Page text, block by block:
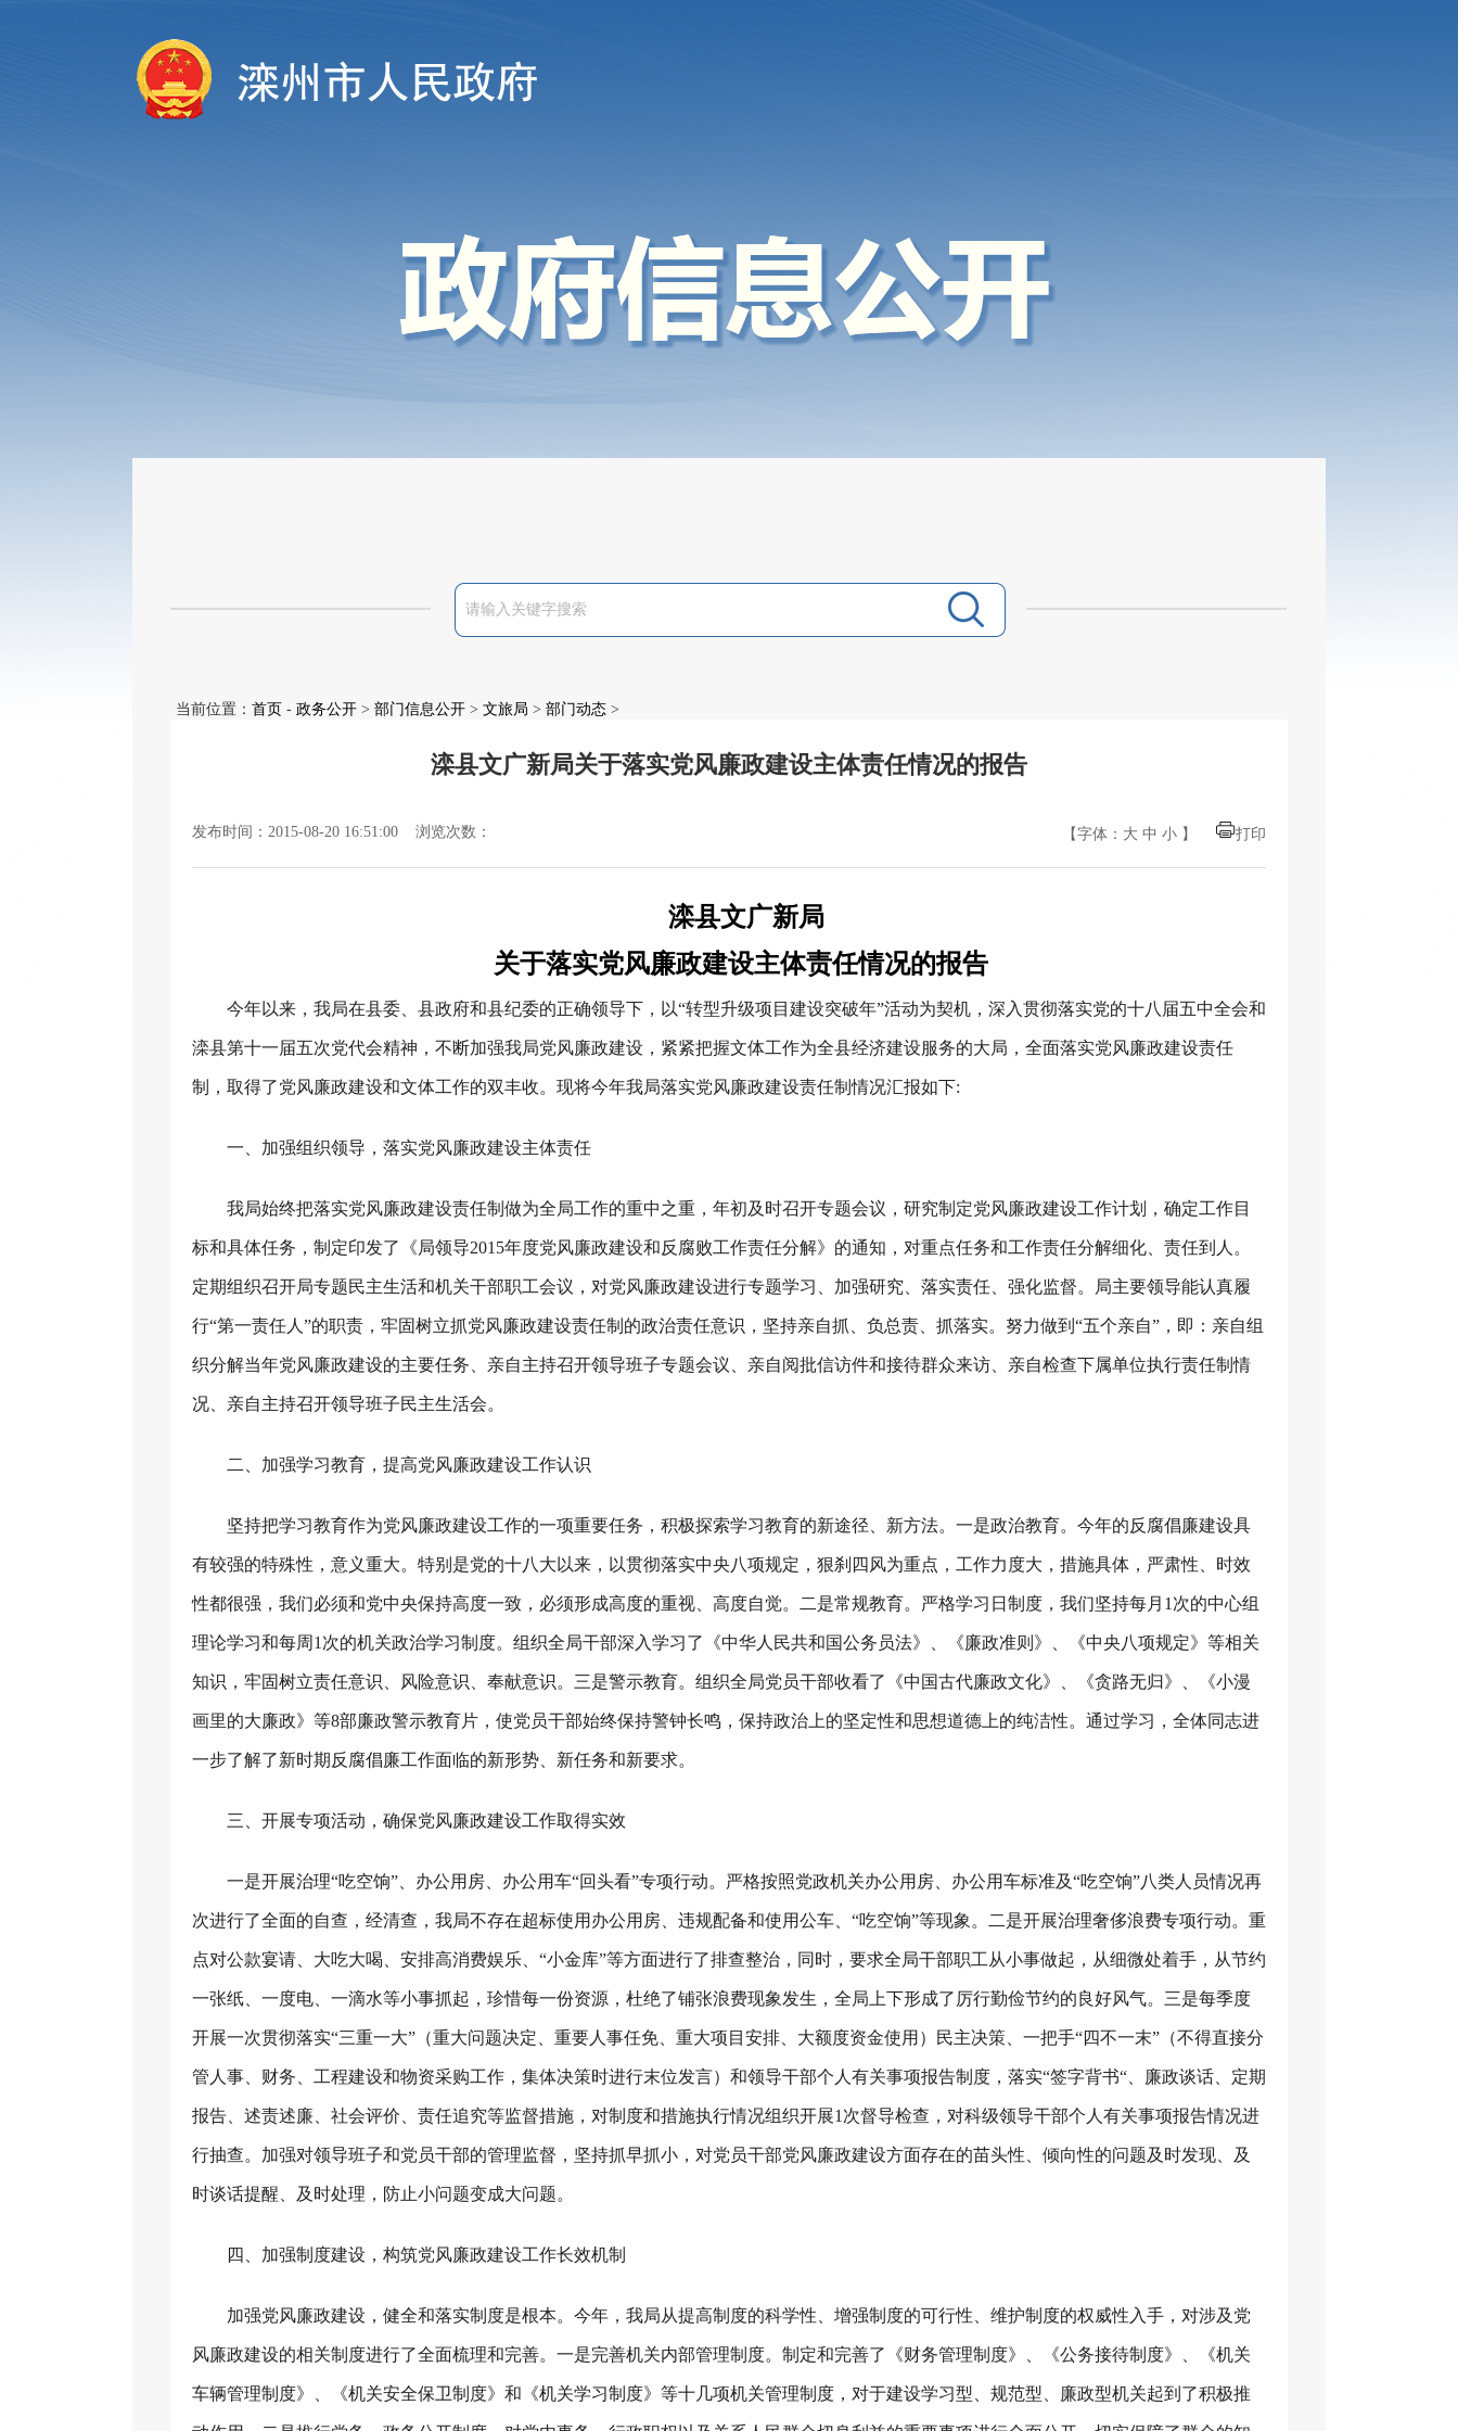
当前位置： 首页 - 政务公开 > 部门信息公开 > 文旅局 > 部门动态 >
滦县文广新局关于落实党风廉政建设主体责任情况的报告
发布时间：2015-08-20 16:51:00 浏览次数： 【字体： 大 中 小 】 打印
滦县文广新局
关于落实党风廉政建设主体责任情况的报告
今年以来，我局在县委、县政府和县纪委的正确领导下，以“转型升级项目建设突破年”活动为契机，深入贯彻落实党的十八届五中全会和
滦县第十一届五次党代会精神，不断加强我局党风廉政建设，紧紧把握文体工作为全县经济建设服务的大局，全面落实党风廉政建设责任
制，取得了党风廉政建设和文体工作的双丰收。现将今年我局落实党风廉政建设责任制情况汇报如下:
一、加强组织领导，落实党风廉政建设主体责任
我局始终把落实党风廉政建设责任制做为全局工作的重中之重，年初及时召开专题会议，研究制定党风廉政建设工作计划，确定工作目
标和具体任务，制定印发了《局领导2015年度党风廉政建设和反腐败工作责任分解》的通知，对重点任务和工作责任分解细化、责任到人。
定期组织召开局专题民主生活和机关干部职工会议，对党风廉政建设进行专题学习、加强研究、落实责任、强化监督。局主要领导能认真履
行“第一责任人”的职责，牢固树立抓党风廉政建设责任制的政治责任意识，坚持亲自抓、负总责、抓落实。努力做到“五个亲自”，即：亲自组
织分解当年党风廉政建设的主要任务、亲自主持召开领导班子专题会议、亲自阅批信访件和接待群众来访、亲自检查下属单位执行责任制情
况、亲自主持召开领导班子民主生活会。
二、加强学习教育，提高党风廉政建设工作认识
坚持把学习教育作为党风廉政建设工作的一项重要任务，积极探索学习教育的新途径、新方法。一是政治教育。今年的反腐倡廉建设具
有较强的特殊性，意义重大。特别是党的十八大以来，以贯彻落实中央八项规定，狠刹四风为重点，工作力度大，措施具体，严肃性、时效
性都很强，我们必须和党中央保持高度一致，必须形成高度的重视、高度自觉。二是常规教育。严格学习日制度，我们坚持每月 1 次的中心组
理论学习和每周 1 次的机关政治学习制度。组织全局干部深入学习了《中华人民共和国公务员法》、《廉政准则》、《中央八项规定》等相关
知识，牢固树立责任意识、风险意识、奉献意识。三是警示教育。组织全局党员干部收看了《中国古代廉政文化》、《贪路无归》、《小漫
画里的大廉政》等8部廉政警示教育片，使党员干部始终保持警钟长鸣，保持政治上的坚定性和思想道德上的纯洁性。通过学习，全体同志进
一步了解了新时期反腐倡廉工作面临的新形势、新任务和新要求。
三、开展专项活动，确保党风廉政建设工作取得实效
一是开展治理“吃空饷”、办公用房、办公用车“回头看”专项行动。严格按照党政机关办公用房、办公用车标准及“吃空饷”八类人员情况再
次进行了全面的自查，经清查，我局不存在超标使用办公用房、违规配备和使用公车、“吃空饷”等现象。二是开展治理奢侈浪费专项行动。重
点对公款宴请、大吃大喝、安排高消费娱乐、“小金库”等方面进行了排查整治，同时，要求全局干部职工从小事做起，从细微处着手，从节约
一张纸、一度电、一滴水等小事抓起，珍惜每一份资源，杜绝了铺张浪费现象发生，全局上下形成了厉行勤俭节约的良好风气。三是每季度
开展一次贯彻落实“三重一大”（重大问题决定、重要人事任免、重大项目安排、大额度资金使用）民主决策、一把手“四不一末”（不得直接分
管人事、财务、工程建设和物资采购工作，集体决策时进行末位发言）和领导干部个人有关事项报告制度，落实“签字背书“、廉政谈话、定期
报告、述责述廉、社会评价、责任追究等监督措施，对制度和措施执行情况组织开展1 次督导检查，对科级领导干部个人有关事项报告情况进
行抽查。加强对领导班子和党员干部的管理监督，坚持抓早抓小，对党员干部党风廉政建设方面存在的苗头性、倾向性的问题及时发现、及
时谈话提醒、及时处理，防止小问题变成大问题。
四、加强制度建设，构筑党风廉政建设工作长效机制
加强党风廉政建设，健全和落实制度是根本。今年，我局从提高制度的科学性、增强制度的可行性、维护制度的权威性入手，对涉及党
风廉政建设的相关制度进行了全面梳理和完善。一是完善机关内部管理制度。制定和完善了《财务管理制度》、《公务接待制度》、《机关
车辆管理制度》、《机关安全保卫制度》和《机关学习制度》等十几项机关管理制度，对于建设学习型、规范型、廉政型机关起到了积极推